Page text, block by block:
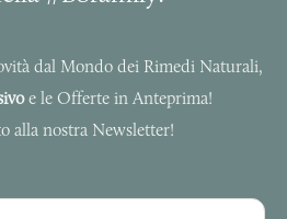
dal Mondo dei Rimedi Naturali,
e le Offerte in Anteprima!
alla nostra Newsletter!